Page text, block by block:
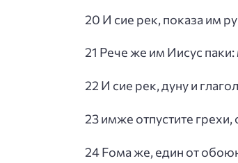
20 И сие рек, показа им
21 Рече же им Иисус
22 И сие рек, дуну и
23 имже отпустите
24 Fома же, един от